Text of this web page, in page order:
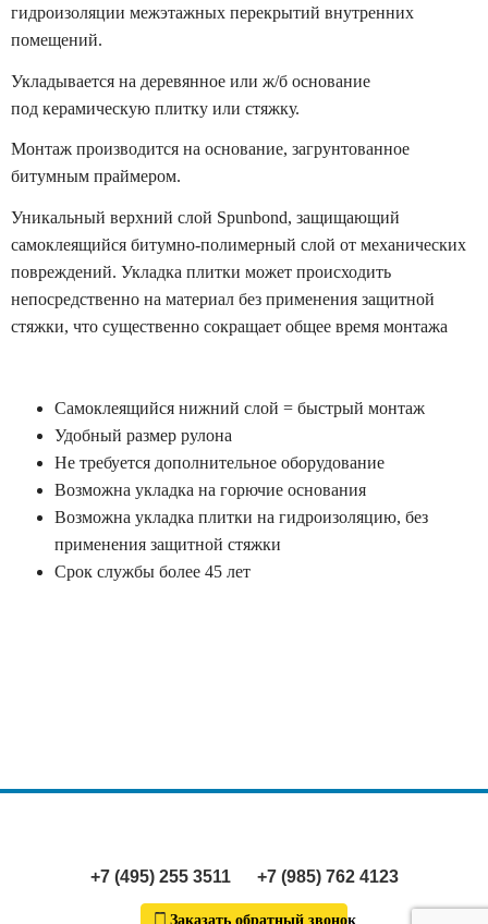
гидроизоляции межэтажных перекрытий внутренних
помещений.
Укладывается на деревянное или ж/б основание
под керамическую плитку или стяжку.
Монтаж производится на основание, загрунтованное
битумным праймером.
Уникальный верхний слой Spunbond, защищающий
самоклеящийся битумно-полимерный слой от механических
повреждений. Укладка плитки может происходить
непосредственно на материал без применения защитной
стяжки, что существенно сокращает общее время монтажа
Самоклеящийся нижний слой = быстрый монтаж
Удобный размер рулона
Не требуется дополнительное оборудование
Возможна укладка на горючие основания
Возможна укладка плитки на гидроизоляцию, без
применения защитной стяжки
Срок службы более 45 лет
+7 (495) 255 3511 +7 (985) 762 4123
Заказать обратный звонок